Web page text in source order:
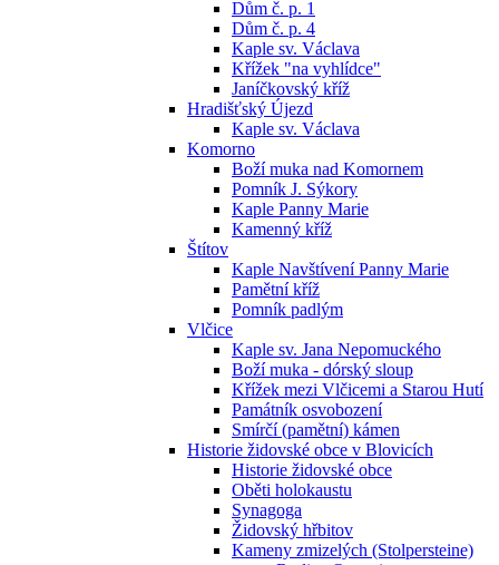
Dům č. p. 1
Dům č. p. 4
Kaple sv. Václava
Křížek "na vyhlídce"
Janíčkovský kříž
Hradišťský Újezd
Kaple sv. Václava
Komorno
Boží muka nad Komornem
Pomník J. Sýkory
Kaple Panny Marie
Kamenný kříž
Štítov
Kaple Navštívení Panny Marie
Pamětní kříž
Pomník padlým
Vlčice
Kaple sv. Jana Nepomuckého
Boží muka - dórský sloup
Křížek mezi Vlčicemi a Starou Hutí
Památník osvobození
Smírčí (pamětní) kámen
Historie židovské obce v Blovicích
Historie židovské obce
Oběti holokaustu
Synagoga
Židovský hřbitov
Kameny zmizelých (Stolpersteine)